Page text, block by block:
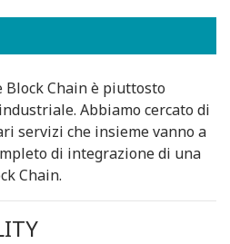
Chain è piuttosto
Abbiamo cercato di
servizi che insieme vanno a
di integrazione di una
Chain.